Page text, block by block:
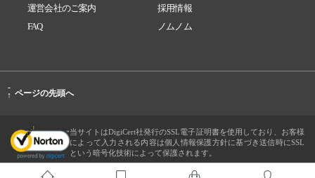
運営会社のご案内
採用情報
FAQ
ノムノム
-
↑ ページの先頭へ
当サイトはDigiCert社発行のSSL電子証明書を使用しており、お客様
によって入力される内容は個人情報保護方針に基づき送信時にSSL
という暗号化技術によって保護されます。